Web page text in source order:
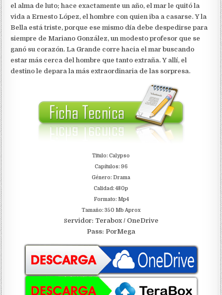
el alma de luto; hace exactamente un año, el mar le quitó la
vida a Ernesto López, el hombre con quien iba a casarse. Y la
Bella está triste, porque ese mismo día debe despedirse para
siempre de Mariano González, un modesto profesor que se
ganó su corazón. La Grande corre hacia el mar buscando
estar más cerca del hombre que tanto extraña. Y allí, el
destino le depara la más extraordinaria de las sorpresa.
Titulo: Calypso
Capítulos: 96
Género: Drama
Calidad: 480p
Formato: Mp4
Tamaño: 350 Mb Aprox
Servidor: Terabox / OneDrive
Pass: PorMega